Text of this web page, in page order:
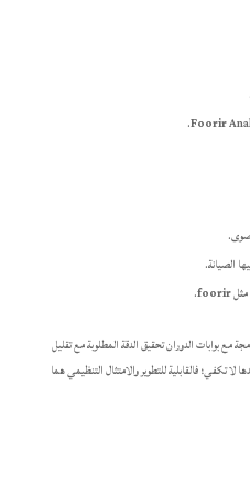
Foorir
foorir
.
مع بوابات الدوران تحقيق الدقة المطلوبة مع تقليل
الفنية وحدها لا تكفي؛ فالقابلية للتطوير والامتثال التنظيمي هما